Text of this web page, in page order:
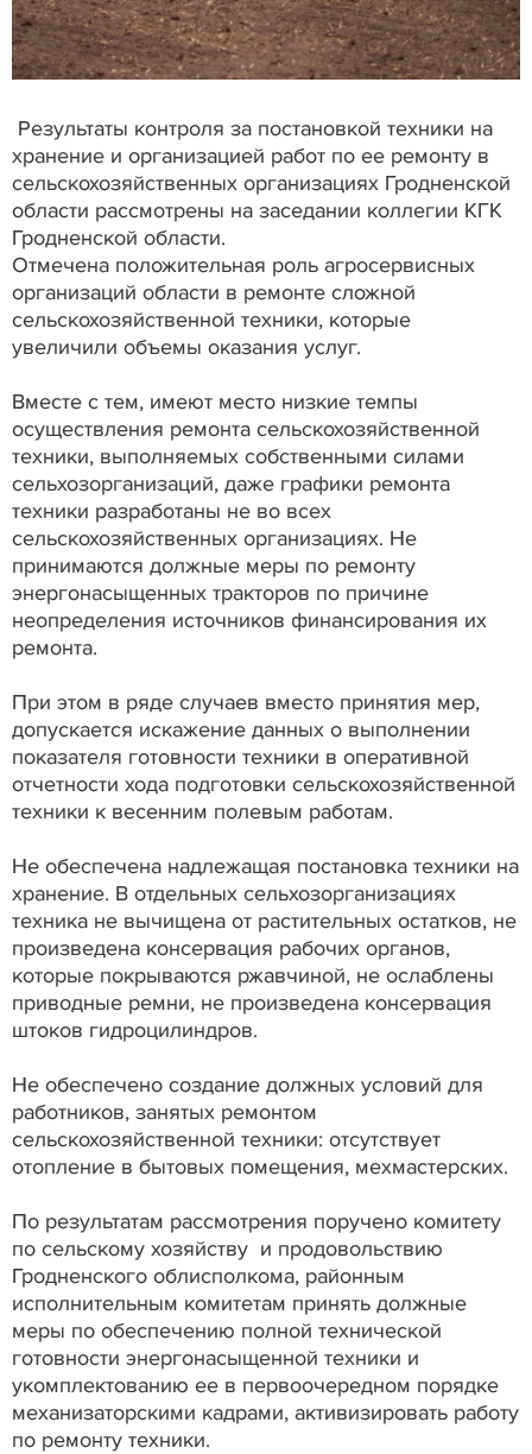
Результаты контроля за постановкой техники на
хранение и организацией работ по ее ремонту в
сельскохозяйственных организациях Гродненской
области рассмотрены на заседании коллегии КГК
Гродненской области.
Отмечена положительная роль агросервисных
организаций области в ремонте сложной
сельскохозяйственной техники, которые
увеличили объемы оказания услуг.
Вместе с тем, имеют место низкие темпы
осуществления ремонта сельскохозяйственной
техники, выполняемых собственными силами
сельхозорганизаций, даже графики ремонта
техники разработаны не во всех
сельскохозяйственных организациях. Не
принимаются должные меры по ремонту
энергонасыщенных тракторов по причине
неопределения источников финансирования их
ремонта.
При этом в ряде случаев вместо принятия мер,
допускается искажение данных о выполнении
показателя готовности техники в оперативной
отчетности хода подготовки сельскохозяйственной
техники к весенним полевым работам.
Не обеспечена надлежащая постановка техники на
хранение. В отдельных сельхозорганизациях
техника не вычищена от растительных остатков, не
произведена консервация рабочих органов,
которые покрываются ржавчиной, не ослаблены
приводные ремни, не произведена консервация
штоков гидроцилиндров.
Не обеспечено создание должных условий для
работников, занятых ремонтом
сельскохозяйственной техники: отсутствует
отопление в бытовых помещения, мехмастерских.
По результатам рассмотрения поручено комитету
по сельскому хозяйству и продовольствию
Гродненского облисполкома, районным
исполнительным комитетам принять должные
меры по обеспечению полной технической
готовности энергонасыщенной техники и
укомплектованию ее в первоочередном порядке
механизаторскими кадрами, активизировать работу
по ремонту техники.